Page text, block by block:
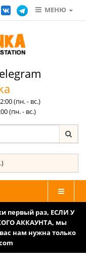
МЕНЮ
(пн. - вс.)
(пн. - вс.)
первый раз, ЕСЛИ У
АККАУНТА, мы
нам нужна только